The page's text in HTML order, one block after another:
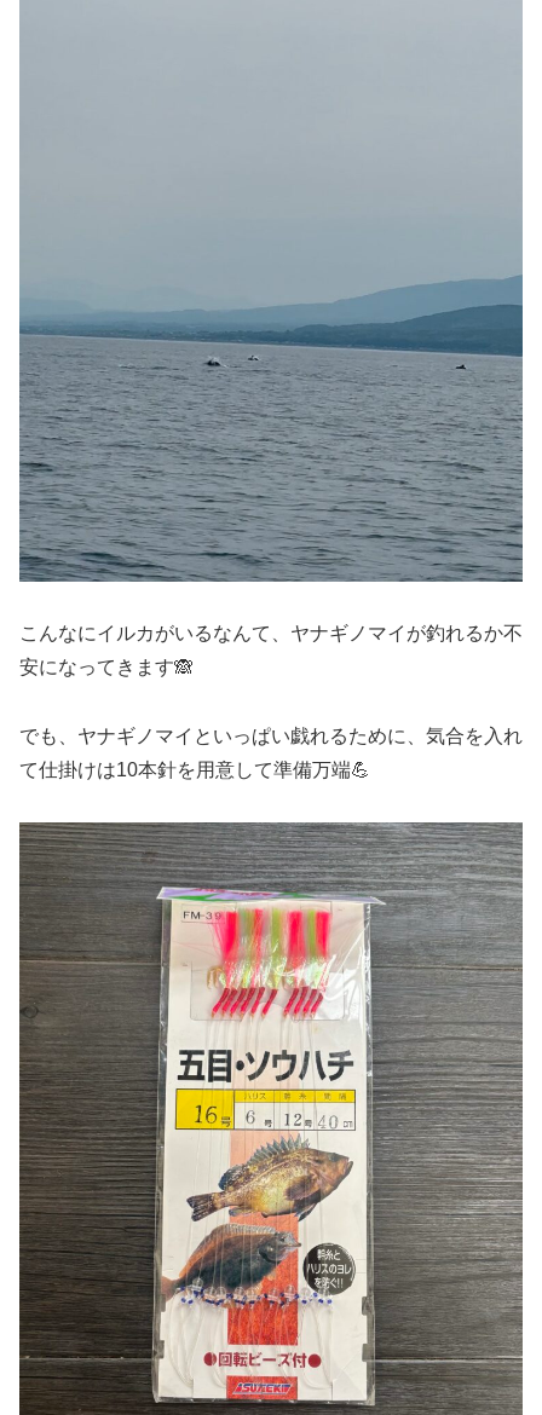
こんなにイルカがいるなんて、ヤナギノマイが釣れるか不
安になってきます🙈
でも、ヤナギノマイといっぱい戯れるために、気合を入れ
て仕掛けは10本針を用意して準備万端💪